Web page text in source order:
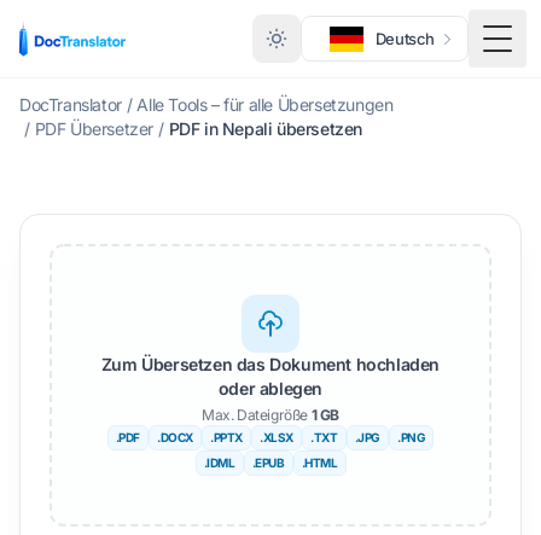
Deutsch
DocTranslator / Alle Tools – für alle Übersetzungen
/ PDF Übersetzer / PDF in Nepali übersetzen
Zum Übersetzen das Dokument hochladen
oder ablegen
Max. Dateigröße 1 GB
.PDF .DOCX .PPTX .XLSX .TXT .JPG
.PNG
.IDML
.EPUB .HTML